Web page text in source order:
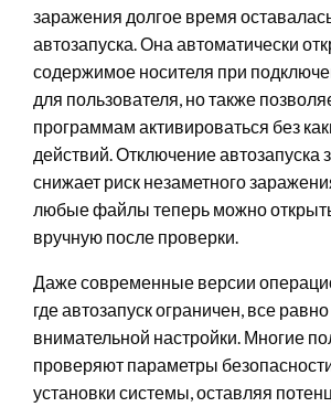
заражения долгое время
автозапуска. Она автоматически
содержимое носителя при
для пользователя, но также
программам активироваться без
действий. Отключение автозапуска
снижает риск незаметного
любые файлы теперь можно
вручную после проверки.
Даже современные версии
где автозапуск ограничен, все
внимательной настройки. Многие
проверяют параметры
установки системы, оставляя